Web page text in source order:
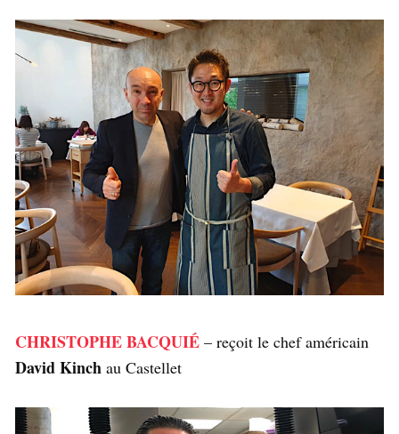
CHRISTOPHE BACQUIÉ – reçoit le chef américain
David Kinch au Castellet